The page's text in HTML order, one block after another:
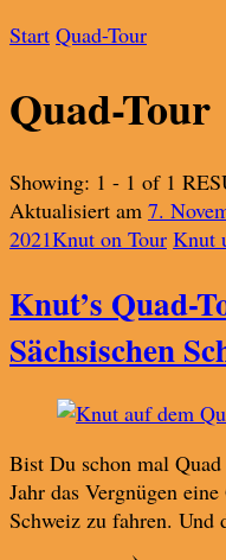
Start Quad-Tour
Quad-Tour
Showing: 1 - 1 of 1
Aktualisiert am 7.
2021Knut on Tour Knut
Knut’s Quad-
Sächsischen
Bist Du schon mal
Jahr das Vergnügen
Schweiz zu fahren.